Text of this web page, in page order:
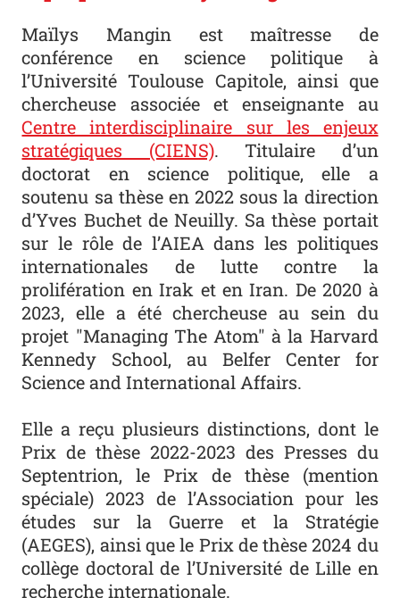
Maïlys Mangin est maîtresse de
conférence en science politique à
l’Université Toulouse Capitole, ainsi que
chercheuse associée et enseignante au
Centre interdisciplinaire sur les enjeux
stratégiques (CIENS). Titulaire d’un
doctorat en science politique, elle a
soutenu sa thèse en 2022 sous la direction
d’Yves Buchet de Neuilly. Sa thèse portait
sur le rôle de l’AIEA dans les politiques
internationales de lutte contre la
prolifération en Irak et en Iran. De 2020 à
2023, elle a été chercheuse au sein du
projet "Managing The Atom" à la Harvard
Kennedy School, au Belfer Center for
Science and International Affairs.
Elle a reçu plusieurs distinctions, dont le
Prix de thèse 2022-2023 des Presses du
Septentrion, le Prix de thèse (mention
spéciale) 2023 de l’Association pour les
études sur la Guerre et la Stratégie
(AEGES), ainsi que le Prix de thèse 2024 du
collège doctoral de l’Université de Lille en
recherche internationale.